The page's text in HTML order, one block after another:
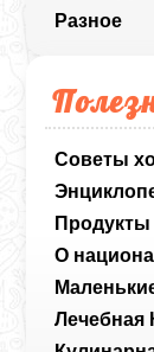
Разное
Советы
Продукты
О
Лечебная